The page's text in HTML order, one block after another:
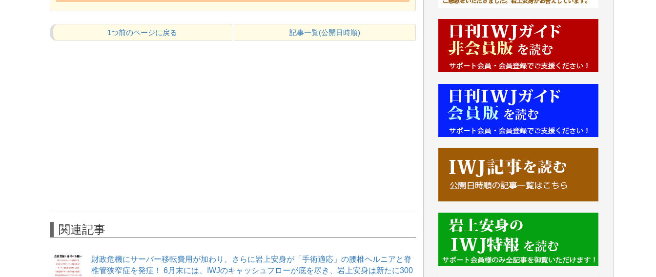
1つ前のページに戻る 記事一覧(公開日時順)
関連記事
財政危機にサーバー移転費用が加わり、さらに岩上安身が「手術適応」の腰椎ヘルニアと脊
椎管狭窄症を発症！ 6月末には、IWJのキャッシュフローが底を尽き、岩上安身は新たに300